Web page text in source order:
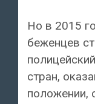
Но в 2015
беженцев
стран,
положении,